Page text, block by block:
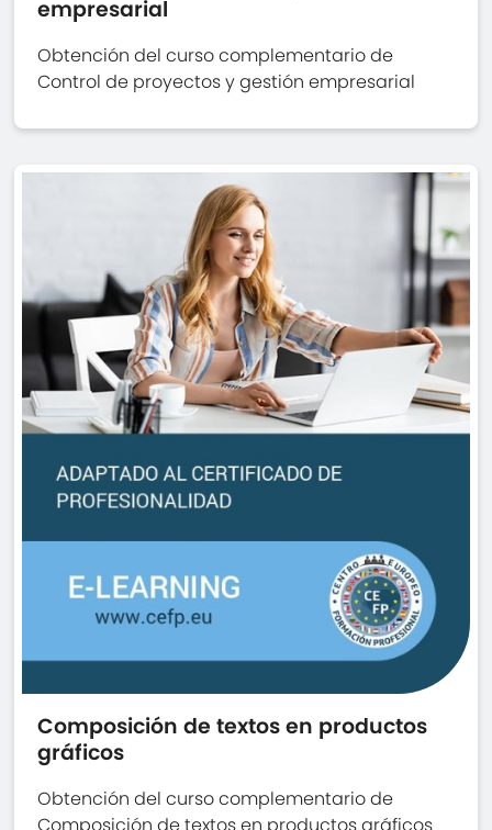
empresarial
Obtención del curso complementario de
Control de proyectos y gestión empresarial
Composición de textos en productos
gráficos
Obtención del curso complementario de